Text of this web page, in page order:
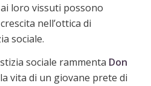
loro vissuti possono
nell’ottica di
sociale.
sociale rammenta Don
vita di un giovane prete di